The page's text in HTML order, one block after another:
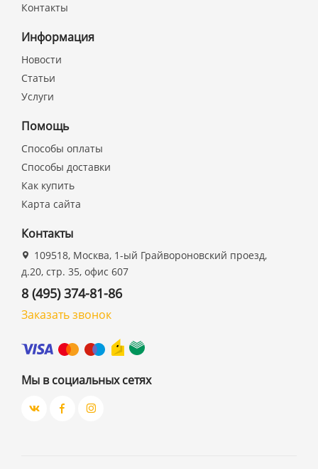
Контакты
Информация
Новости
Статьи
Услуги
Помощь
Способы оплаты
Способы доставки
Как купить
Карта сайта
Контакты
109518, Москва, 1-ый Грайвороновский проезд,
д.20, стр. 35, офис 607
8 (495) 374-81-86
Заказать звонок
Мы в социальных сетях